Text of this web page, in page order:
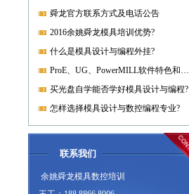
舜龙官方联系方式及电话公告
2016余姚舜龙模具培训优势?
什么是模具设计与编程外挂?
ProE、UG、PowerMILL软件特色和优势?
买光盘自学能否学好模具设计与编程?
怎样选择模具设计与数控编程专业?
联系我们
余姚舜龙模具数控培训